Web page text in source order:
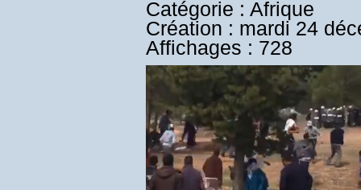
Catégorie : Afrique
Création : mardi 24
Affichages : 728